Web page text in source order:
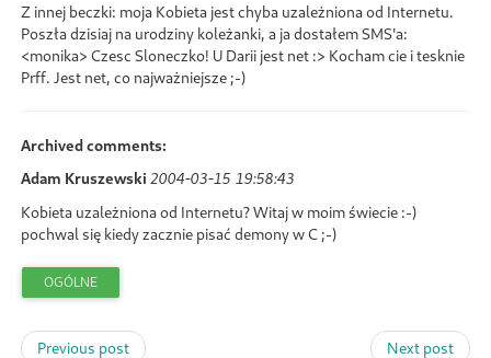
Z innej beczki: moja Kobieta jest chyba uzależniona od Internetu.
Poszła dzisiaj na urodziny koleżanki, a ja dostałem SMS'a:
<monika> Czesc Sloneczko! U Darii jest net :> Kocham cie i tesknie
Prff. Jest net, co najważniejsze ;-)
Archived comments:
Adam Kruszewski 2004-03-15 19:58:43
Kobieta uzależniona od Internetu? Witaj w moim świecie :-)
pochwal się kiedy zacznie pisać demony w C ;-)
OGÓLNE
Previous post Next post